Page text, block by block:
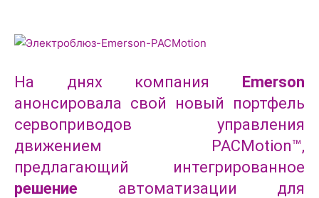
На днях компания Emerson
анонсировала свой новый портфель
сервоприводов управления
движением PACMotion™,
предлагающий интегрированное
решение автоматизации для